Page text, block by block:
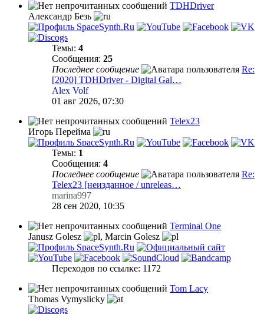
TDHDriver
Александр Безь
Темы: 4
Сообщения: 25
Последнее сообщение
Re:
[2020] TDHDriver - Digital Gal…
Alex Volf
01 авг 2026, 07:30
Telex23
Игорь Перейма
Темы: 1
Сообщения: 4
Последнее сообщение
Re:
Telex23 [неизданное / unreleas…
marina997
28 сен 2020, 10:35
Terminal One
Janusz Golesz
, Marcin Golesz
Переходов по ссылке: 1172
Tom Lacy
Thomas Vymyslicky